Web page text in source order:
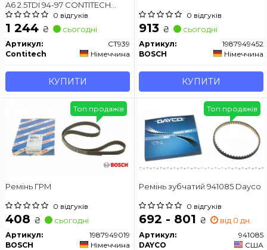
A6 2.5TDI 94-97 CONTITECH
CT939
0 відгуків
1 244 ₴ сьогодні
Артикул:
CT939
Contitech
Німеччина
КУПИТИ
0 відгуків
913 ₴ сьогодні
Артикул:
1987949452
BOSCH
Німеччина
КУПИТИ
Ремінь ГРМ
0 відгуків
408 ₴ сьогодні
Артикул:
1987949019
BOSCH
Німеччина
Топ продажів
Ремінь зубчатий 941085 Dayco
0 відгуків
692 - 801 ₴ від 0 дн.
Артикул:
941085
DAYCO
США
Топ продажів